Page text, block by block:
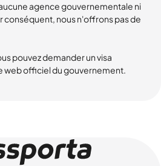
agence gouvernementale ni
conséquent, nous n'offrons pas de
pouvez demander un visa
web officiel du gouvernement.